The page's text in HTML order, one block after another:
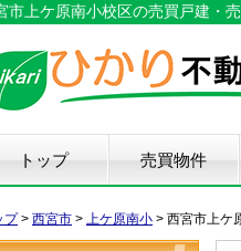
市上ケ原南小校区の売買戸建・
トップ 売買物件
新築戸建て
中古戸建て
マンション
土地
プ> 西宮市 > 上ケ原南小 > 西宮市上ケ